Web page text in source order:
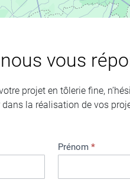
vous
projet en tôlerie fine,
la réalisation de vos
Prénom *